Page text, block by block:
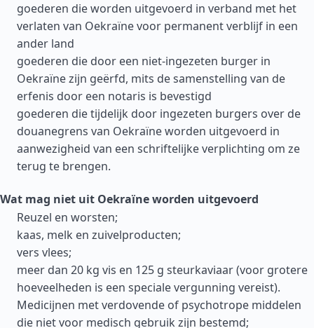
goederen die worden uitgevoerd in verband met het
verlaten van Oekraïne voor permanent verblijf in een
ander land
goederen die door een niet-ingezeten burger in
Oekraïne zijn geërfd, mits de samenstelling van de
erfenis door een notaris is bevestigd
goederen die tijdelijk door ingezeten burgers over de
douanegrens van Oekraïne worden uitgevoerd in
aanwezigheid van een schriftelijke verplichting om ze
terug te brengen.
Wat mag niet uit Oekraïne worden uitgevoerd
Reuzel en worsten;
kaas, melk en zuivelproducten;
vers vlees;
meer dan 20 kg vis en 125 g steurkaviaar (voor grotere
hoeveelheden is een speciale vergunning vereist).
Medicijnen met verdovende of psychotrope middelen
die niet voor medisch gebruik zijn bestemd;